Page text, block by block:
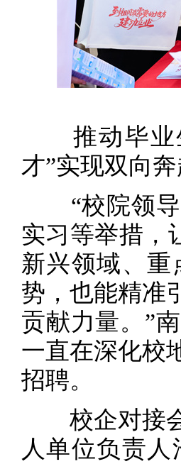
推动毕业生
才”实现双向
“校院领导
实习等举措，
新兴领域、
势，也能精准
贡献力量。”
一直在深化校
招聘。
校企对接会
人单位负责